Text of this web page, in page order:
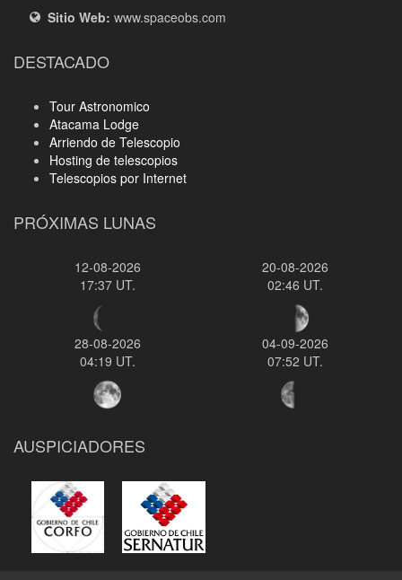
Sitio Web: www.spaceobs.com
DESTACADO
Tour Astronomico
Atacama Lodge
Arriendo de Telescopio
Hosting de telescopios
Telescopios por Internet
PRÓXIMAS LUNAS
12-08-2026
17:37 UT.
20-08-2026
02:46 UT.
28-08-2026
04:19 UT.
04-09-2026
07:52 UT.
AUSPICIADORES